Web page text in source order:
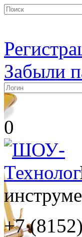
Забыли
0
+7 (8152)